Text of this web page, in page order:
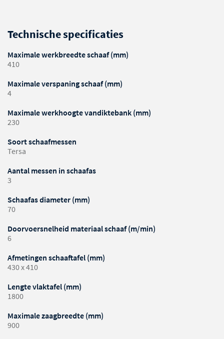
Technische specificaties
Maximale werkbreedte schaaf (mm)
410
Maximale verspaning schaaf (mm)
4
Maximale werkhoogte vandiktebank (mm)
230
Soort schaafmessen
Tersa
Aantal messen in schaafas
3
Schaafas diameter (mm)
70
Doorvoersnelheid materiaal schaaf (m/min)
6
Afmetingen schaaftafel (mm)
430 x 410
Lengte vlaktafel (mm)
1800
Maximale zaagbreedte (mm)
900